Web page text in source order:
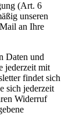
(Art. 6
unseren
an Ihre
Daten und
jederzeit mit
findet sich
sich jederzeit
Widerruf